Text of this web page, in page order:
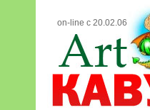
on-line с 20.02.06